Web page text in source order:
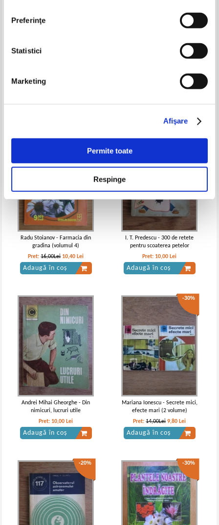
Preferinţe
Statistici
Marketing
Afişare
Permite toate
Respinge
Adaugă în coș
Ioan Stancu - Conservarea si
pastrarea in gospodarie a
produselor alimentare de
Adaugă în coș
Radu Stoianov - Farmacia din
gradina (volumul 4)
Pret:16,00Lei 10,40 Lei
Adaugă în coș
I. T. Predescu - 300 de retete
pentru scoaterea petelor
Pret: 10,00 Lei
Adaugă în coș
Andrei Mihai Gheorghe - Din
nimicuri, lucruri utile
Pret: 10,00 Lei
Adaugă în coș
-30%
Mariana Ionescu - Secrete mici,
efecte mari (2 volume)
Pret:14,00Lei 9,80 Lei
Adaugă în coș
-20% -30%